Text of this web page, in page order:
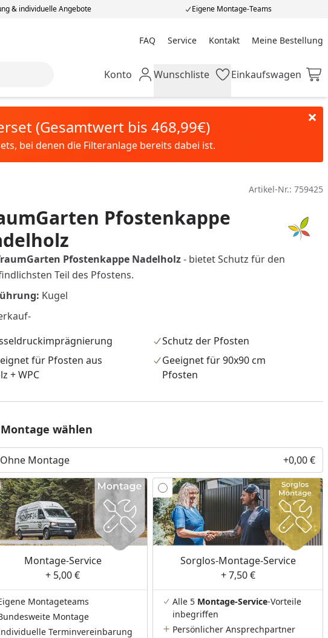
& individuelle Angebote Eigene Montage-Teams
FAQ Service Kontakt Meine Bestellung
Meine Bestellung
Mein Konto
Konto Wunschliste
Wunschliste Einkaufswagen
Einkaufswagen
(Gesamtwert bis 468,99€)
bei denen die Filteranlage bereits dabei ist.
Artikel-Nr.: 759425
hinzufügen
Pfostenkappe
Pfostenkappe Nadelholz- bietet Schutz für den
Teil des Pfostens.
Kugel
Schutz der Pfosten
für Pfosten aus
+ WPC
Geeignet für 90x90 cm
Pfosten
Montage wählen
Ohne Montage +0,00 €
Montage-Service
+ 5,00 €
Montageteams
Montage
Terminvereinbarung
Sorglos-Montage-Service
+ 7,50 €
Alle 5 Montage-Service-Vorteile
inbegriffen
Persönlicher Ansprechpartner